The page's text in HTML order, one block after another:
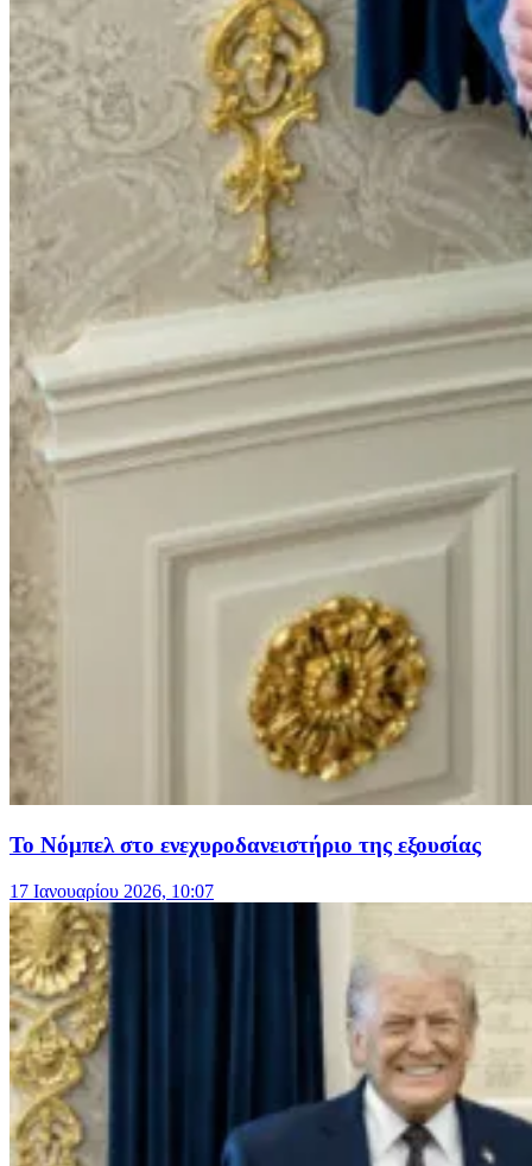
Το Νόμπελ στο ενεχυροδανειστήριο της εξουσίας
17 Ιανουαρίου 2026, 10:07